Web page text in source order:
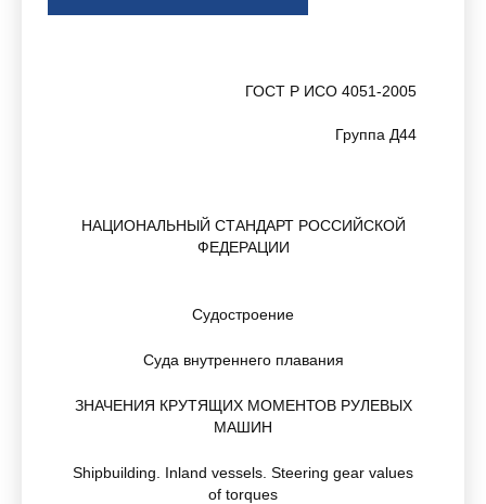
ГОСТ Р ИСО 4051-2005
Группа Д44
НАЦИОНАЛЬНЫЙ СТАНДАРТ РОССИЙСКОЙ
ФЕДЕРАЦИИ
Судостроение
Суда внутреннего плавания
ЗНАЧЕНИЯ КРУТЯЩИХ МОМЕНТОВ РУЛЕВЫХ
МАШИН
Shipbuilding. Inland vessels. Steering gear values
of torques